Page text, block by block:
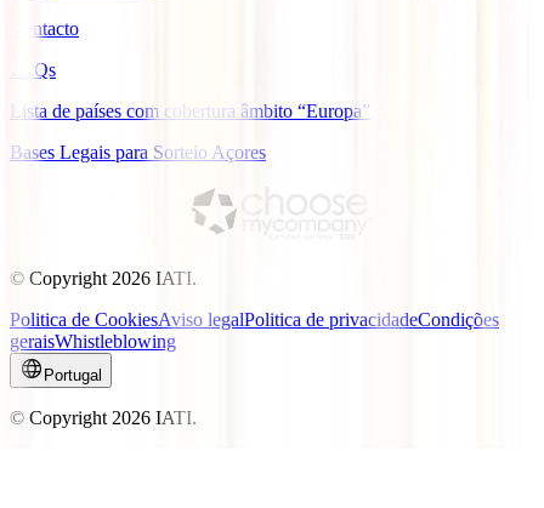
Contacto
FAQs
Lista de países com cobertura âmbito “Europa”
Bases Legais para Sorteio Açores
© Copyright 2026 IATI.
Politica de CookiesAviso legalPolitica de privacidadeCondições
geraisWhistleblowing
Portugal
© Copyright 2026 IATI.